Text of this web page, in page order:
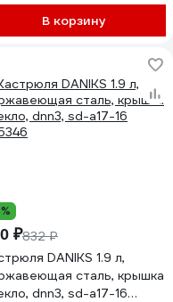
В корзину
₽832 ₽
DANIKS 1.9 л,
сталь, крышка
dnn3, sd-a17-16